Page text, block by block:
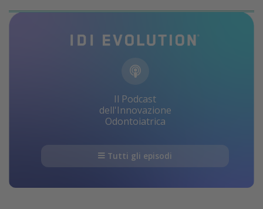
Il Podcast
dell'Innovazione
Odontoiatrica
Tutti gli episodi